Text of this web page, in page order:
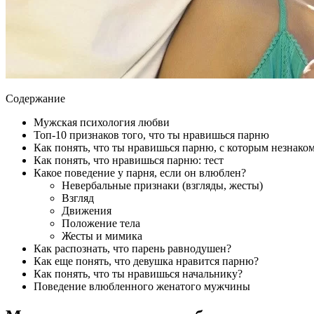
Содержание
Мужская психология любви
Топ-10 признаков того, что ты нравишься парню
Как понять, что ты нравишься парню, с которым
Как понять, что нравишься парню: тест
Какое поведение у парня, если он влюблен?
Невербальные признаки (взгляды, жесты)
Взгляд
Движения
Положение тела
Жесты и мимика
Как распознать, что парень равнодушен?
Как еще понять, что девушка нравится парню?
Как понять, что ты нравишься начальнику?
Поведение влюбленного женатого мужчины